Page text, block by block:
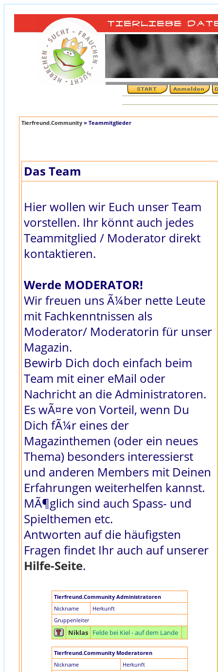
Tierfreund.Community » Teammitglieder
Das Team
Hier wollen wir Euch unser Team
vorstellen. Ihr könnt auch jedes
Teammitglied / Moderator direkt
kontaktieren.
Werde MODERATOR!
Wir freuen uns Ã¼ber nette Leute
mit Fachkenntnissen als
Moderator/ Moderatorin für unser
Magazin.
Bewirb Dich doch einfach beim
Team mit einer eMail oder
Nachricht an die Administratoren.
Es wÃ¤re von Vorteil, wenn Du
Dich fÃ¼r eines der
Magazinthemen (oder ein neues
Thema) besonders interessierst
und anderen Members mit Deinen
Erfahrungen weiterhelfen kannst.
MÃ¶glich sind auch Spass- und
Spielthemen etc.
Antworten auf die häufigsten
Fragen findet Ihr auch auf unserer
Hilfe-Seite.
Tierfreund.Community Administratoren
Nickname
Herkunft
Gruppenleiter
Niklas Felde bei Kiel - auf dem Lande
Tierfreund.Community Moderatoren
Nickname
Herkunft